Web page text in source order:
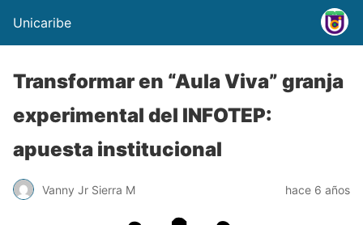
Unicaribe
Transformar en “Aula Viva” granja
experimental del INFOTEP:
apuesta institucional
Vanny Jr Sierra M hace 6 años